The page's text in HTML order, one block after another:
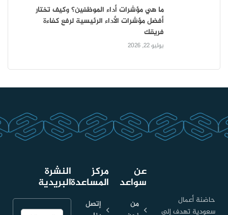
ما هي مؤشرات أداء الموظفين؟ وكيف تختار
أفضل مؤشرات الأداء الرئيسية لرفع كفاءة
فريقك
يوليو 22, 2026
حاضنة أعمال
سعودية تهدف إلى
عن
سواعد
من
مركز
المساعدة
إتصل
النشرة
البريدية